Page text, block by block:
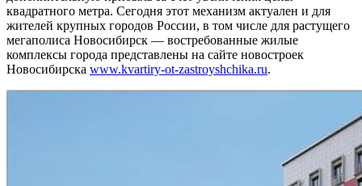
квадратного метра. Сегодня этот механизм актуален и для
жителей крупных городов России, в том числе для растущего
мегаполиса Новосибирск — востребованные жилые
комплексы города представлены на сайте новостроек
Новосибирска www.kvartiry-ot-zastroyshchika.ru.